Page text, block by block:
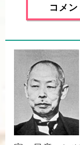
コメ